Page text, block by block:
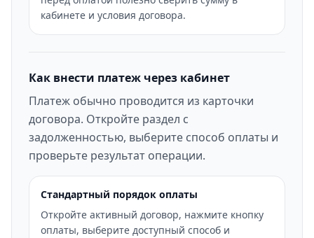
кабинете и условия договора.
Как внести платеж через кабинет
Платеж обычно проводится из карточки
договора. Откройте раздел с
задолженностью, выберите способ оплаты и
проверьте результат операции.
Стандартный порядок оплаты
Откройте активный договор, нажмите кнопку
оплаты, выберите доступный способ и